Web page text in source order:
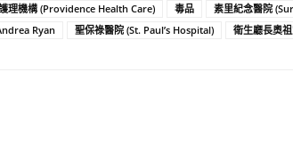
理機構 (Providence Health Care)
毒品 素里紀念醫院
Ryan
聖保祿醫院 (St. Paul’s Hospital) 衛生廳長奧